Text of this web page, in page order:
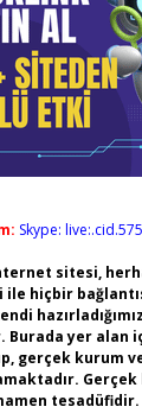
Skype:
sitesi,
ile hiçbir
Burada yer
gerçek kurum